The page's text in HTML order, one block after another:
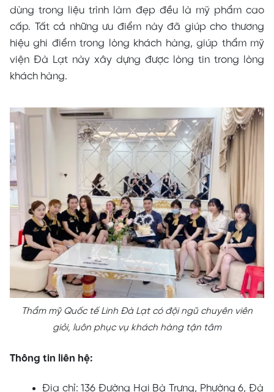
dùng trong liệu trình làm đẹp đều là mỹ phẩm cao
cấp. Tất cả những ưu điểm này đã giúp cho thương
hiệu ghi điểm trong lòng khách hàng, giúp thẩm mỹ
viện Đà Lạt này xây dựng được lòng tin trong lòng
khách hàng.
Thẩm mỹ Quốc tế Linh Đà Lạt có đội ngũ chuyên viên
giỏi, luôn phục vụ khách hàng tận tâm
Thông tin liên hệ:
Địa chỉ: 136 Đường Hai Bà Trưng, Phường 6, Đà